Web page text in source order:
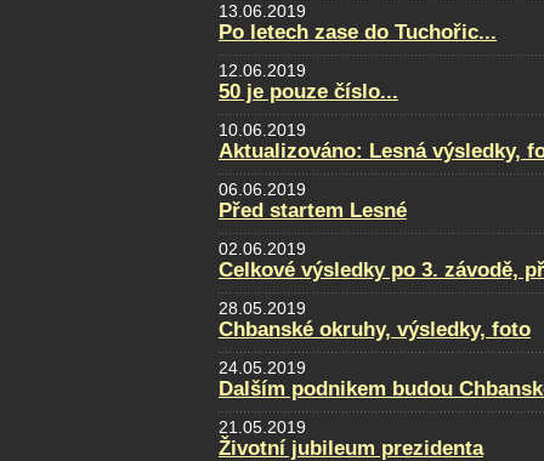
13.06.2019
Po letech zase do Tuchořic...
12.06.2019
50 je pouze číslo...
10.06.2019
Aktualizováno: Lesná výsledky,
06.06.2019
Před startem Lesné
02.06.2019
Celkové výsledky po 3. závodě,
28.05.2019
Chbanské okruhy, výsledky, foto
24.05.2019
Dalším podnikem budou
21.05.2019
Životní jubileum prezidenta